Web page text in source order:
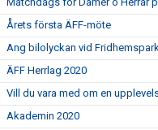
Årets första ÄFF-möte
Ang bilolyckan vid
ÄFF Herrlag 2020
Vill du vara med om en
Akademin 2020